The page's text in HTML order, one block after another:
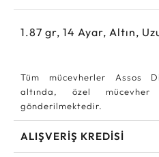
1.87 gr, 14 Ayar, Altın,
Tüm mücevherler Assos
altında, özel mücevher
gönderilmektedir.
ALIŞVERİŞ KREDİSİ